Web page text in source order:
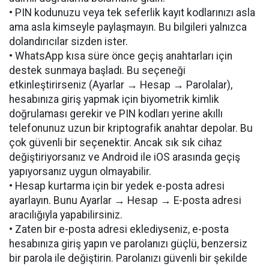
• PIN kodunuzu veya tek seferlik kayıt kodlarınızı asla
ama asla kimseyle paylaşmayın. Bu bilgileri yalnızca
dolandırıcılar sizden ister.
• WhatsApp kısa süre önce geçiş anahtarları için
destek sunmaya başladı. Bu seçeneği
etkinleştirirseniz (Ayarlar → Hesap → Parolalar),
hesabınıza giriş yapmak için biyometrik kimlik
doğrulaması gerekir ve PIN kodları yerine akıllı
telefonunuz uzun bir kriptografik anahtar depolar. Bu
çok güvenli bir seçenektir. Ancak sık sık cihaz
değiştiriyorsanız ve Android ile iOS arasında geçiş
yapıyorsanız uygun olmayabilir.
• Hesap kurtarma için bir yedek e-posta adresi
ayarlayın. Bunu Ayarlar → Hesap → E-posta adresi
aracılığıyla yapabilirsiniz.
• Zaten bir e-posta adresi eklediyseniz, e-posta
hesabınıza giriş yapın ve parolanızı güçlü, benzersiz
bir parola ile değiştirin. Parolanızı güvenli bir şekilde